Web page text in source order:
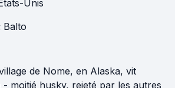
Unis
Balto
de Nome, en Alaska, vit
moitié husky, rejeté par les autres